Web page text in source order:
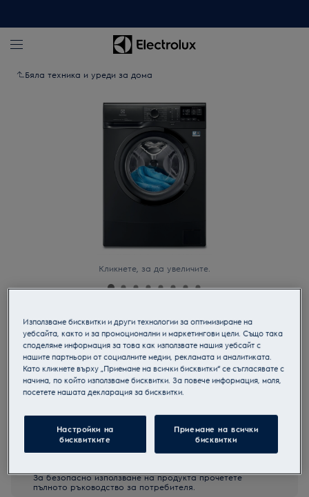
Бяла техника и уреди за дома
Кликнете, за да увеличите.
EW6SN406BXI
Компактна перална машина
За безопасно използване на продукта прочетете
пълното ръководство за потребителя.
Използваме бисквитки и други технологии за оптимизиране на
уебсайта, както и за промоционални и маркетингови цели. Също така
споделяме информация за това как използвате нашия уебсайт с
нашите партньори от социалните медии, рекламата и аналитиката.
Като кликнете върху „Приемане на всички бисквитки“ се съгласявате с
начина, по който използваме бисквитки. За повече информация, моля,
посетете нашата декларация за бисквитки.
Настройки на
бисквитките
Приемане на всички
бисквитки